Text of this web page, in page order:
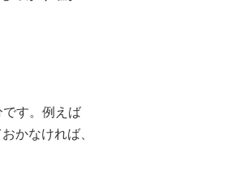
す。例えば
かなければ、